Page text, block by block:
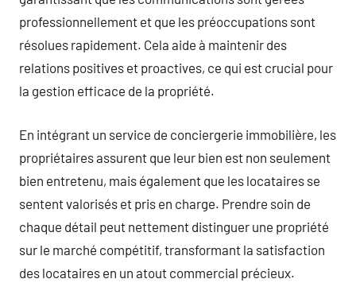
professionnellement et que les préoccupations sont
résolues rapidement. Cela aide à maintenir des
relations positives et proactives, ce qui est crucial pour
la gestion efficace de la propriété.
En intégrant un service de conciergerie immobilière, les
propriétaires assurent que leur bien est non seulement
bien entretenu, mais également que les locataires se
sentent valorisés et pris en charge. Prendre soin de
chaque détail peut nettement distinguer une propriété
sur le marché compétitif, transformant la satisfaction
des locataires en un atout commercial précieux.